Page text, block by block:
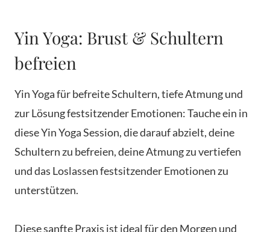
Yin Yoga: Brust & Schultern
befreien
Yin Yoga für befreite Schultern, tiefe Atmung und
zur Lösung festsitzender Emotionen: Tauche ein in
diese Yin Yoga Session, die darauf abzielt, deine
Schultern zu befreien, deine Atmung zu vertiefen
und das Loslassen festsitzender Emotionen zu
unterstützen.
Diese sanfte Praxis ist ideal für den Morgen und